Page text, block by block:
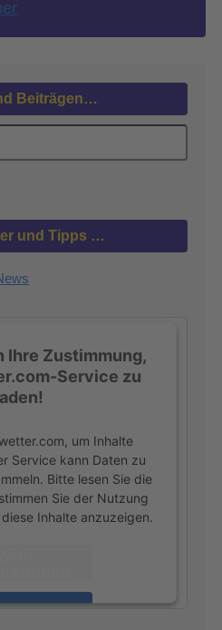
Beiträgen…
und Tipps …
Ihre Zustimmung,
Service zu
um Inhalte
Service kann Daten zu
Bitte lesen Sie die
Sie der Nutzung
Inhalte anzuzeigen.